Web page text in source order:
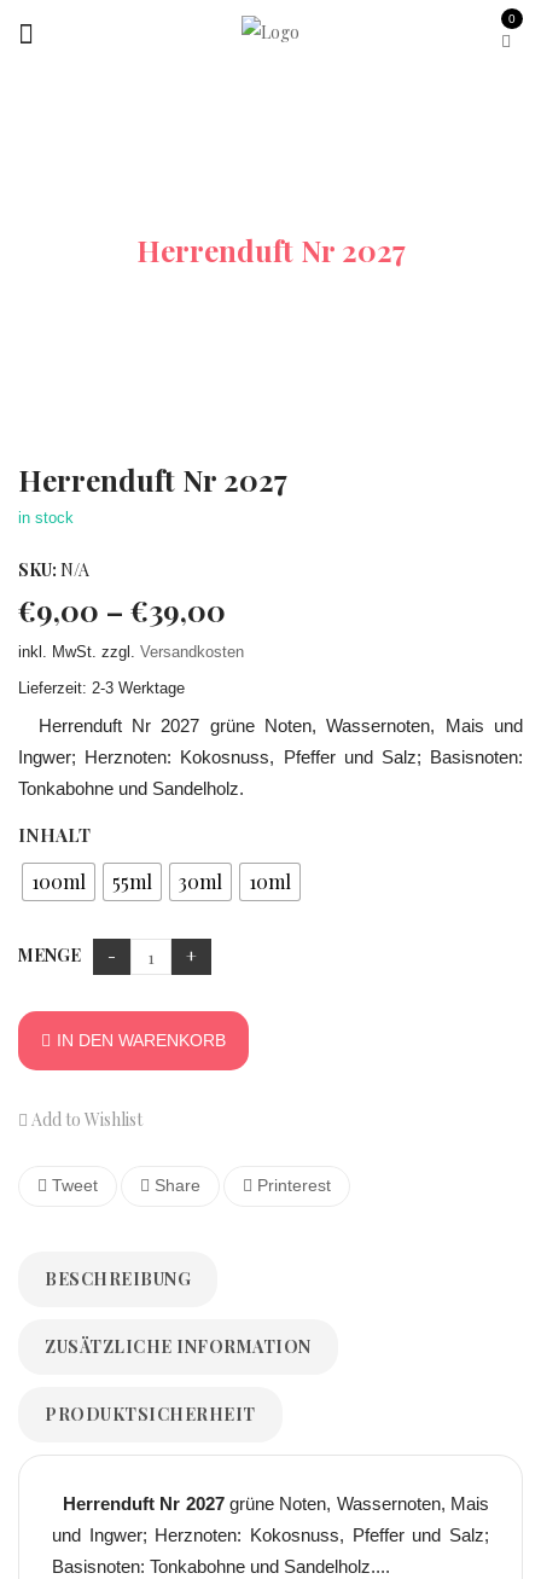
0
Herrenduft Nr 2027
Herrenduft Nr 2027
in stock
SKU: N/A
€9,00 – €39,00
inkl. MwSt. zzgl. Versandkosten
Lieferzeit: 2-3 Werktage
Herrenduft Nr 2027 grüne Noten, Wassernoten, Mais und
Ingwer; Herznoten: Kokosnuss, Pfeffer und Salz; Basisnoten:
Tonkabohne und Sandelholz.
INHALT
100ml 55ml 30ml 10ml
MENGE
IN DEN WARENKORB
Add to Wishlist
Tweet Share Printerest
BESCHREIBUNG
ZUSÄTZLICHE INFORMATION
PRODUKTSICHERHEIT
Herrenduft Nr 2027grüne Noten, Wassernoten, Mais
und Ingwer; Herznoten: Kokosnuss, Pfeffer und Salz;
Basisnoten: Tonkabohne und Sandelholz....